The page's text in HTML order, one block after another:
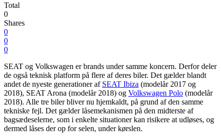
Total
0
Shares
0
0
0
SEAT og Volkswagen er brands under samme koncern. Derfor deler
de også teknisk platform på flere af deres biler. Det gælder blandt
andet de nyeste generationer af SEAT Ibiza (modelår 2017 og
2018), SEAT Arona (modelår 2018) og Volkswagen Polo (modelår
2018). Alle tre biler bliver nu hjemkaldt, på grund af den samme
tekniske fejl. Det gælder låsemekanismen på den midterste af
bagsædeselerne, som i enkelte situationer kan risikere at udløses, og
dermed låses der op for selen, under kørslen.